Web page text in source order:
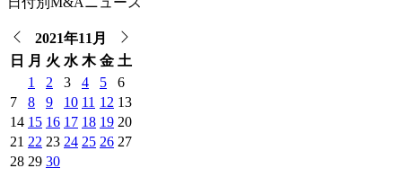
2021年11月
日
月 火 水 木 金 土
1
2 3 4 5
6
7
8 9 10 11 12 13
14 15 16 17 18 19 20
21 22 23 24 25 26 27
28 29 30